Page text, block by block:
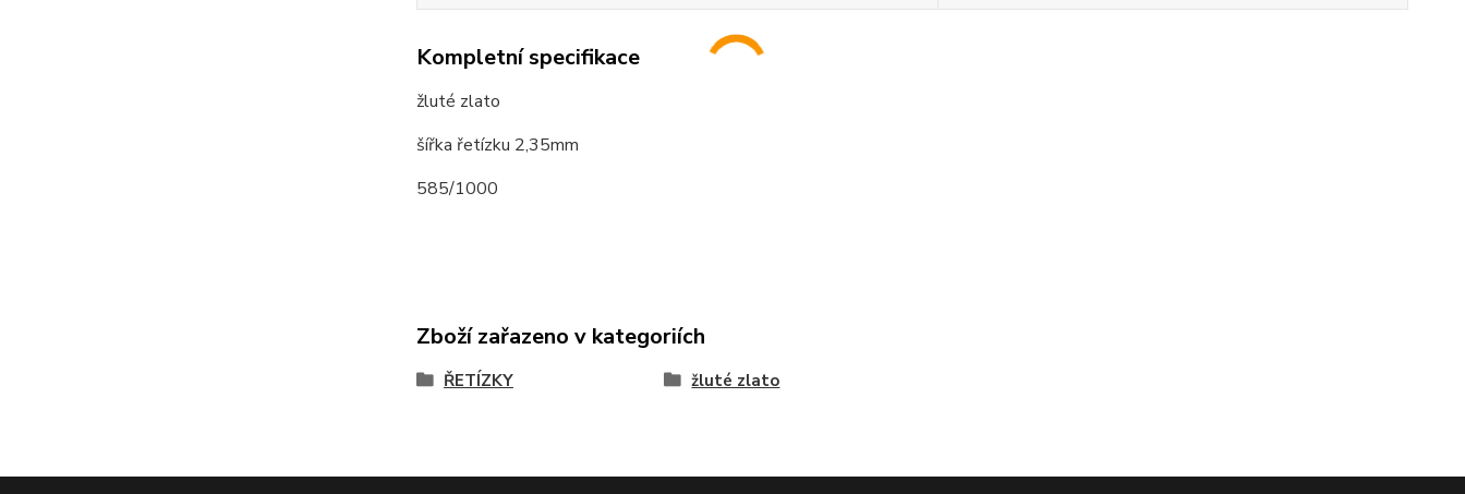
Kompletní specifikace
žluté zlato
šířka řetízku 2,35mm
585/1000
Zboží zařazeno v kategoriích
ŘETÍZKY žluté zlato